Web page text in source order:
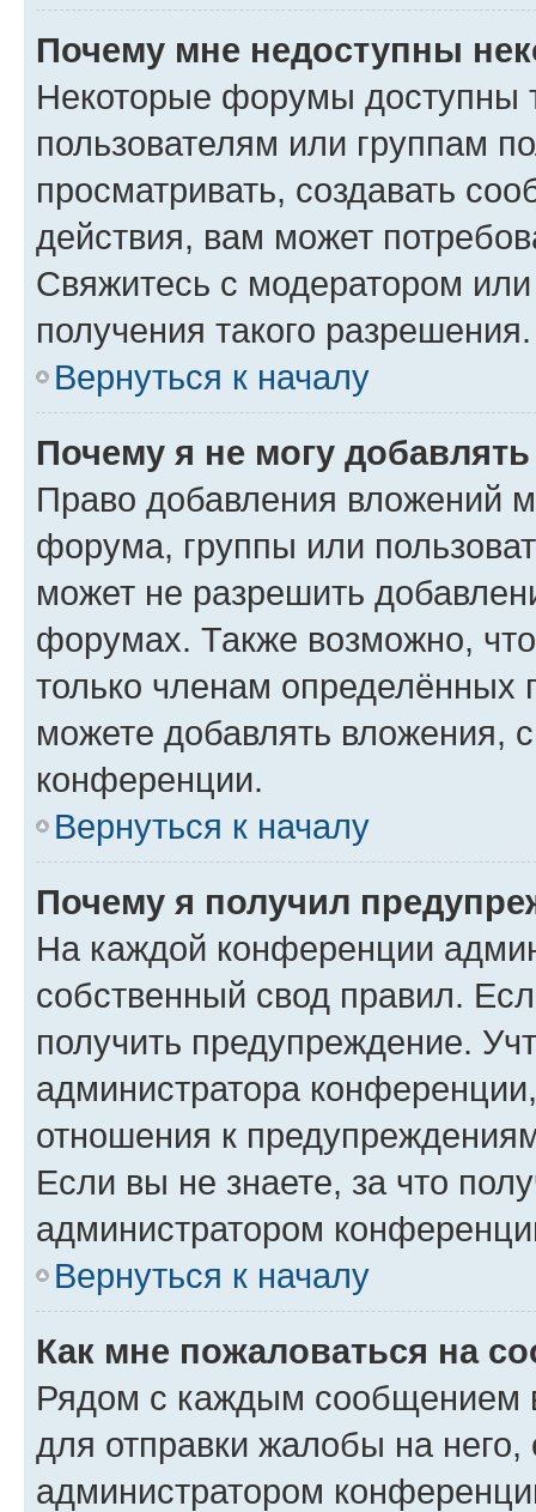
Почему мне недоступны
Некоторые форумы доступны
пользователям или группам
просматривать, создавать
действия, вам может
Свяжитесь с модератором
получения такого разрешения.
Вернуться к началу
Почему я не могу
Право добавления вложений
форума, группы или
может не разрешить
форумах. Также возможно,
только членам определённых
можете добавлять вложения,
конференции.
Вернуться к началу
Почему я получил
На каждой конференции
собственный свод правил.
получить предупреждение.
администратора
отношения к
Если вы не знаете, за что
администратором
Вернуться к началу
Как мне пожаловаться на
Рядом с каждым сообщением
для отправки жалобы на
администратором